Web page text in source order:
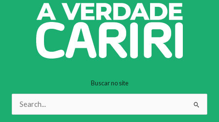
Buscar no site
Pesquisar